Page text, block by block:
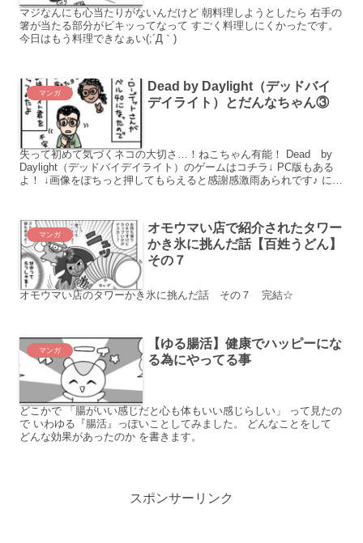
マジなんにも心当たりがないんだけど 朝料理しようとしたら 右手の
箸が当たる部分がビキッってなって すごく料理しにくかったです。
今日はもう料理できなぁい(;´Д｀)
マンガ
Dead by Daylight（デッドバイ
デイライト）とだんなちゃん③
失って初めて気づくネコの大切さ…！ねこちゃん有能！ Dead by
Daylight（デッドバイデイライト）のゲームはコチラ↓ PC版もある
よ！ ↓画像をぽちっと押してもらえると感謝感激雨あられです♪ にほ
マンガ
オモウマい店で紹介されたタワー
かき氷に挑んだ話【百姓うどん】
その７
オモウマい店のタワーかき氷に挑んだ話 その７ 完結☆
マンガ
【ゆる腸活】健康でハッピーにな
る為にやってる事
どこかで 「腸がいい感じだと心も体もいい感じらしい」 って見たの
で いわゆる『腸活』っぽいことしてみました。 どんなことをして
どんな効果があったのか を書きます。
スポンサーリンク